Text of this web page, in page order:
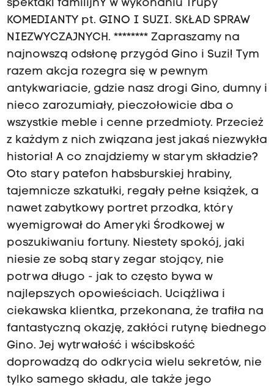
spektakl familijnY w wykonaniu Trupy
KOMEDIANTY pt. GINO I SUZI. SKŁAD SPRAW
NIEZWYCZAJNYCH. ******** Zapraszamy na
najnowszą odsłonę przygód Gino i Suzi! Tym
razem akcja rozegra się w pewnym
antykwariacie, gdzie nasz drogi Gino, dumny i
nieco zarozumiały, pieczołowicie dba o
wszystkie meble i cenne przedmioty. Przecież
z każdym z nich związana jest jakaś niezwykła
historia! A co znajdziemy w starym składzie?
Oto stary patefon habsburskiej hrabiny,
tajemnicze szkatułki, regały pełne książek, a
nawet zabytkowy portret przodka, który
wyemigrował do Ameryki Środkowej w
poszukiwaniu fortuny. Niestety spokój, jaki
niesie ze sobą stary zegar stojący, nie
potrwa długo - jak to często bywa w
najlepszych opowieściach. Uciążliwa i
ciekawska klientka, przekonana, że trafiła na
fantastyczną okazję, zakłóci rutynę biednego
Gino. Jej wytrwałość i wścibskość
doprowadzą do odkrycia wielu sekretów, nie
tylko samego składu, ale także jego